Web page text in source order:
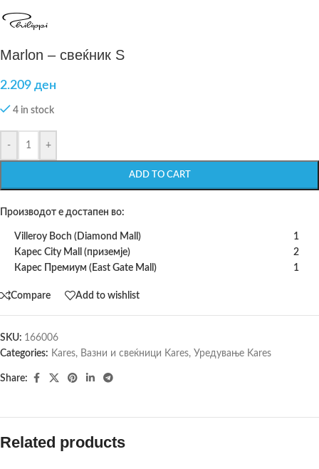
Marlon – свеќник S
2.209 ден
4 in stock
- +
ADD TO CART
Производот е достапен во:
Villeroy Boch (Diamond Mall)
1
Карес City Mall (приземје)
2
Карес Премиум (East Gate Mall)
1
Compare Add to wishlist
SKU: 166006
Categories: Kares, Вазни и свеќници Kares, Уредување Kares
Share:
Related products